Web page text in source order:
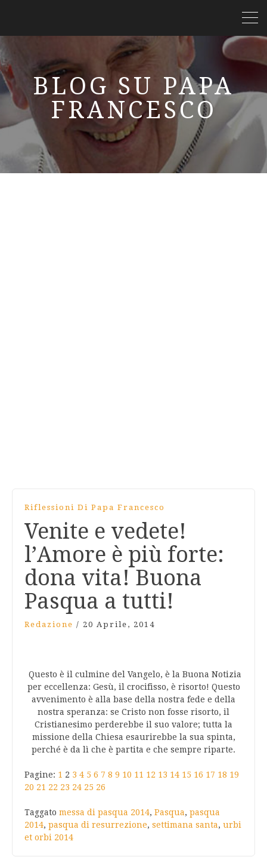
BLOG SU PAPA
FRANCESCO
Riflessioni Di Papa Francesco
Venite e vedete!
l’Amore è più forte:
dona vita! Buona
Pasqua a tutti!
Redazione / 20 Aprile, 2014
Questo è il culmine del Vangelo, è la Buona Notizia
per eccellenza: Gesù, il crocifisso, è risorto! Questo
avvenimento è alla base della nostra fede e della
nostra speranza: se Cristo non fosse risorto, il
Cristianesimo perderebbe il suo valore; tutta la
missione della Chiesa esaurirebbe la sua spinta,
perché è da lì che è partita e che sempre riparte.
Pagine: 1 2 3 4 5 6 7 8 9 10 11 12 13 14 15 16 17 18 19
20 21 22 23 24 25 26
Taggato messa di pasqua 2014, Pasqua, pasqua
2014, pasqua di resurrezione, settimana santa, urbi
et orbi 2014